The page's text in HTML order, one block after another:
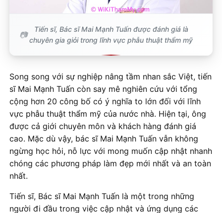
Tiến sĩ, Bác sĩ Mai Mạnh Tuấn được đánh giá là
chuyên gia giỏi trong lĩnh vực phẫu thuật thẩm mỹ
Song song với sự nghiệp nâng tầm nhan sắc Việt, tiến
sĩ Mai Mạnh Tuấn còn say mê nghiên cứu với tổng
cộng hơn 20 công bố có ý nghĩa to lớn đối với lĩnh
vực phẫu thuật thẩm mỹ của nước nhà. Hiện tại, ông
được cả giới chuyên môn và khách hàng đánh giá
cao. Mặc dù vậy, bác sĩ Mai Mạnh Tuấn vẫn không
ngừng học hỏi, nỗ lực với mong muốn cập nhật nhanh
chóng các phương pháp làm đẹp mới nhất và an toàn
nhất.
Tiến sĩ, Bác sĩ Mai Mạnh Tuấn là một trong những
người đi đầu trong việc cập nhật và ứng dụng các